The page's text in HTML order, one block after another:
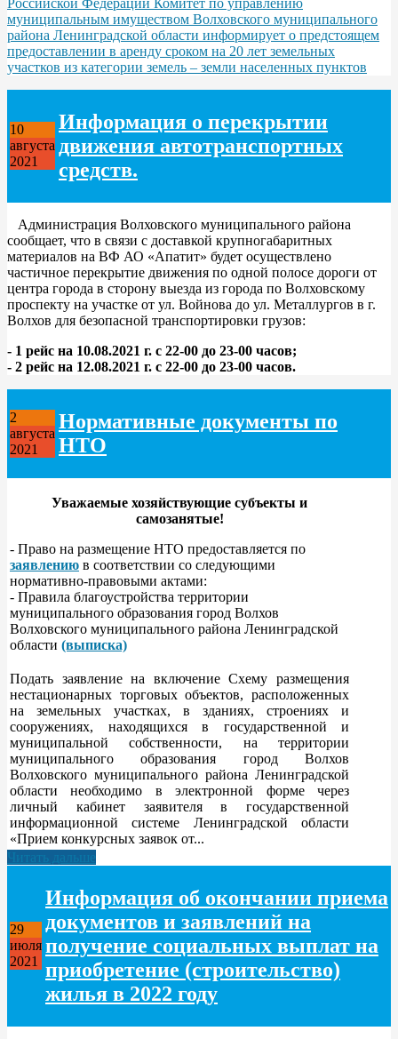
муниципальным имуществом Волховского муниципального
района Ленинградской области информирует о предстоящем
предоставлении в аренду сроком на 20 лет земельных
участков из категории земель – земли населенных пунктов
10
августа
2021
Информация о перекрытии
движения автотранспортных
средств.
Администрация Волховского муниципального района
сообщает, что в связи с доставкой крупногабаритных
материалов на ВФ АО «Апатит» будет осуществлено
частичное перекрытие движения по одной полосе дороги от
центра города в сторону выезда из города по Волховскому
проспекту на участке от ул. Войнова до ул. Металлургов в г.
Волхов для безопасной транспортировки грузов:
- 1 рейс на 10.08.2021 г. с 22-00 до 23-00 часов;
- 2 рейс на 12.08.2021 г. с 22-00 до 23-00 часов.
2
августа
2021
Нормативные документы по
НТО
Уважаемые хозяйствующие субъекты и
самозанятые!
- Право на размещение НТО предоставляется по
заявлению в соответствии со следующими
нормативно-правовыми актами:
- Правила благоустройства территории
муниципального образования город Волхов
Волховского муниципального района Ленинградской
области (выписка)
Подать заявление на включение Схему размещения
нестационарных торговых объектов, расположенных
на земельных участках, в зданиях, строениях и
сооружениях, находящихся в государственной и
муниципальной собственности, на территории
муниципального образования город Волхов
Волховского муниципального района Ленинградской
области необходимо в электронной форме через
личный кабинет заявителя в государственной
информационной системе Ленинградской области
«Прием конкурсных заявок от...
Читать дальше
29
июля
2021
Информация об окончании приема
документов и заявлений на
получение социальных выплат на
приобретение (строительство)
жилья в 2022 году